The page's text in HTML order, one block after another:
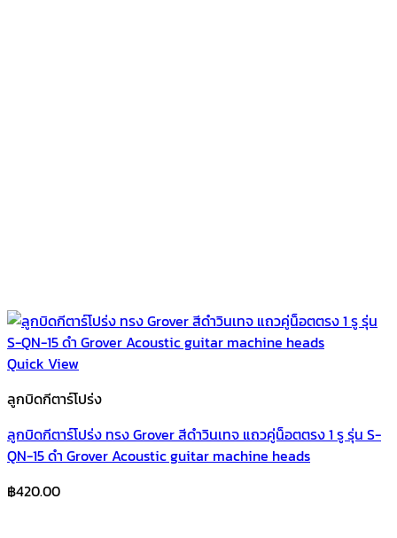
Quick View
ลูกบิดกีตาร์โปร่ง
ลูกบิดกีตาร์โปร่ง ทรง Grover สีดำวินเทจ แถวคู่น็อตตรง 1 รู รุ่น S-
QN-15 ดำ Grover Acoustic guitar machine heads
฿420.00